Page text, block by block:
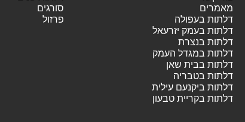
מאמרים
דלתות בעפולה
דלתות בעמק יזרעאל
דלתות בנצרת
דלתות במגדל העמק
דלתות בבית שאן
דלתות בטבריה
דלתות ביקנעם עילית
דלתות בקריית טבעון
סורגים
פרזול